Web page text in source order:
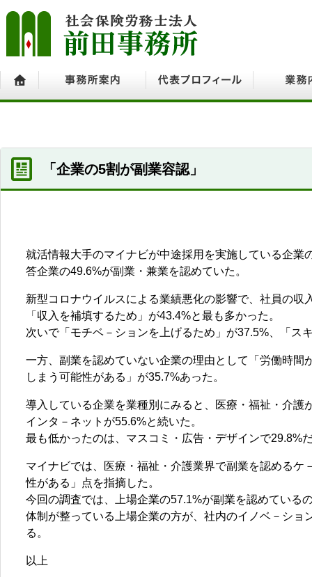
「企業の5割が副業容認」
就活情報大手のマイナビが中途採用を実施している企
答企業の49.6%が副業・兼業を認めていた。
新型コロナウイルスによる業績悪化の影響で、社員の
「収入を補填するため」が43.4%と最も多かった。
次いで「モチベ－ションを上げるため」が37.5%、「ス
一方、副業を認めていない企業の理由として「労働時
しまう可能性がある」が35.7%あった。
導入している企業を業種別にみると、医療・福祉・介
インタ－ネットが55.6%と続いた。
最も低かったのは、マスコミ・広告・デザインで29.8%
マイナビでは、医療・福祉・介護業界で副業を認める
性がある」点を指摘した。
今回の調査では、上場企業の57.1%が副業を認めている
体制が整っている上場企業の方が、社内のイノベ－シ
る。
以上